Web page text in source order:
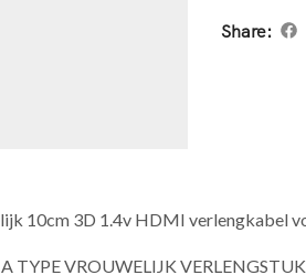
Share:
10cm 3D 1.4v HDMI verlengkabel
VROUWELIJK VERLENGSTUK